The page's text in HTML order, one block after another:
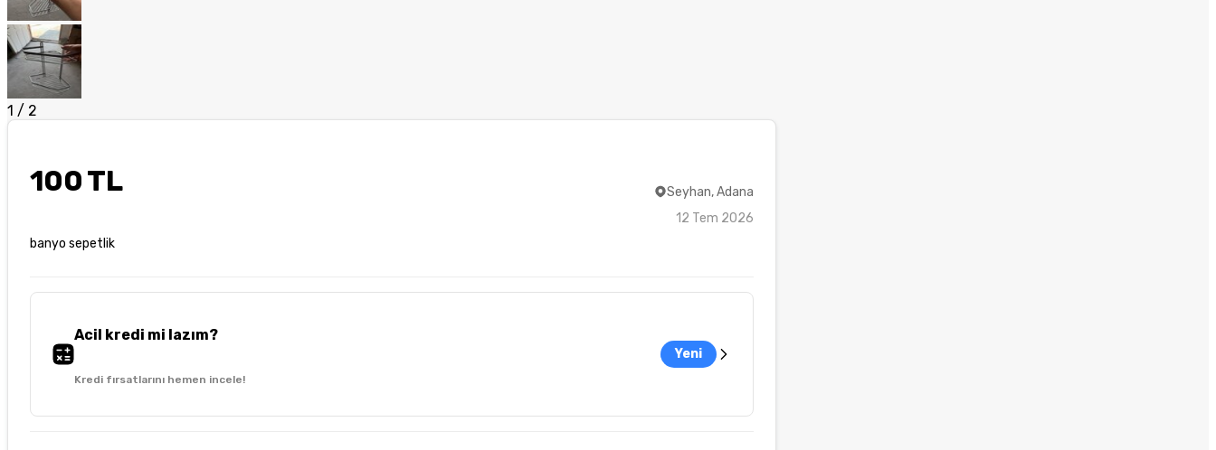
1 / 2
100 TL
banyo sepetlik
Seyhan, Adana
12 Tem 2026
Acil kredi mi lazım?
Kredi fırsatlarını hemen incele!
Yeni